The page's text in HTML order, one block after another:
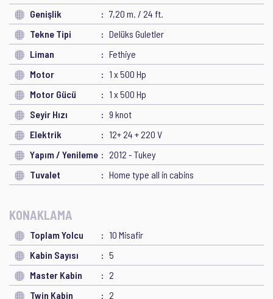
Genişlik
7,20 m. / 24 ft.
Tekne Tipi
Delüks Guletler
Liman
Fethiye
Motor
1 x 500 Hp
Motor Gücü
1 x 500 Hp
Seyir Hızı
9 knot
Elektrik
12+ 24 + 220 V
Yapım / Yenileme
2012 - Tukey
Tuvalet
Home type all in cabins
KONAKLAMA
Toplam Yolcu
10 Misafir
Kabin Sayısı
5
Master Kabin
2
Twin Kabin
2